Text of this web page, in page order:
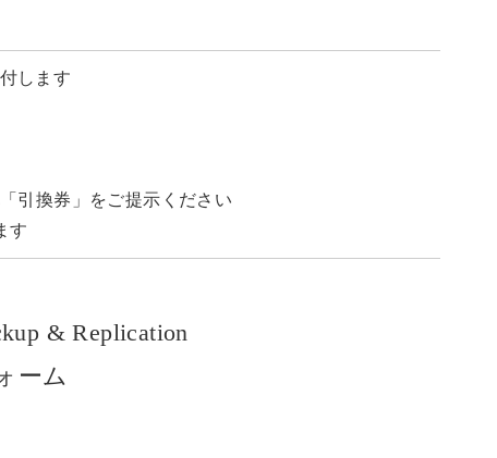
します
引換券」をご提示ください
す
& Replication
ーム